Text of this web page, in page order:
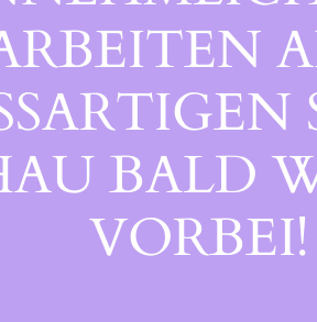
BALD
ORBEI!